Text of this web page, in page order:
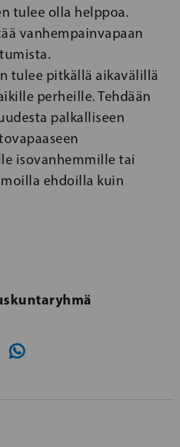
tulee olla helppoa.
vanhempainvapaan
tulee pitkällä aikavälillä
perheille. Tehdään
palkalliseen
isovanhemmille tai
ehdoilla kuin